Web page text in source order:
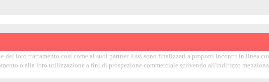
loro trattamento così come ai suoi partner. Essi sono finalizzati a proporti incontri in linea
o alla loro utilizzazione a fini di prospezione commerciale scrivendo all'indirizzo